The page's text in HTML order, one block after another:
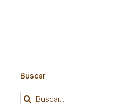
Buscar
Buscar: